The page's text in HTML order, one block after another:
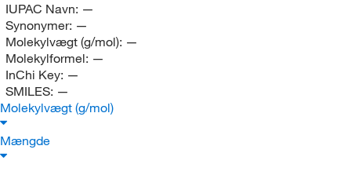
IUPAC Navn: —
Synonymer: —
Molekylvægt (g/mol): —
Molekylformel: —
InChi Key: —
SMILES: —
Molekylvægt (g/mol)
Mængde